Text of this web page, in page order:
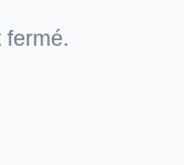
fermé.